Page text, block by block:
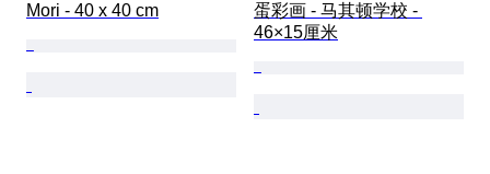
Mori - 40 x 40 cm
蛋彩画 - 马其顿学校 -
46×15厘米